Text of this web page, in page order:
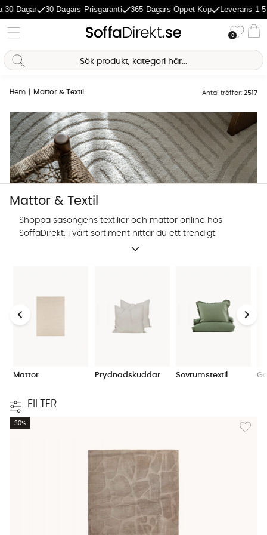
30 Dagars Prisgaranti 365 Dagars Öppet Köp Leverans 1-5 Dagar
0
Hem Mattor & Textil Antal träffar: 2517
Mattor & Textil
Shoppa säsongens textilier och mattor online hos
SoffaDirekt. I vårt sortiment hittar du ett trendigt
utbud av prydnadskuddar, mattor och andra textilier
Mattor Prydnadskuddar Sovrumstextil
FILTER
Lägg
30%